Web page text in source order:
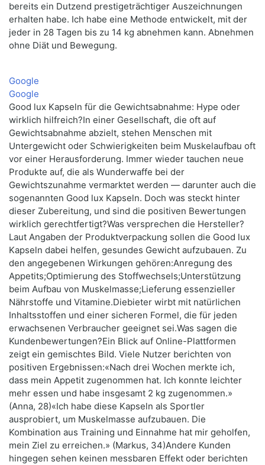
bereits ein Dutzend prestigeträchtiger Auszeichnungen
erhalten habe. Ich habe eine Methode entwickelt, mit der
jeder in 28 Tagen bis zu 14 kg abnehmen kann. Abnehmen
ohne Diät und Bewegung.
Google
Google
Good lux Kapseln für die Gewichtsabnahme: Hype oder
wirklich hilfreich?In einer Gesellschaft, die oft auf
Gewichtsabnahme abzielt, stehen Menschen mit
Untergewicht oder Schwierigkeiten beim Muskelaufbau oft
vor einer Herausforderung. Immer wieder tauchen neue
Produkte auf, die als Wunderwaffe bei der
Gewichtszunahme vermarktet werden — darunter auch die
sogenannten Good lux Kapseln. Doch was steckt hinter
dieser Zubereitung, und sind die positiven Bewertungen
wirklich gerechtfertigt?Was versprechen die Hersteller?
Laut Angaben der Produktverpackung sollen die Good lux
Kapseln dabei helfen, gesundes Gewicht aufzubauen. Zu
den angegebenen Wirkungen gehören:Anregung des
Appetits;Optimierung des Stoffwechsels;Unterstützung
beim Aufbau von Muskelmasse;Lieferung essenzieller
Nährstoffe und Vitamine.Diebieter wirbt mit natürlichen
Inhaltsstoffen und einer sicheren Formel, die für jeden
erwachsenen Verbraucher geeignet sei.Was sagen die
Kundenbewertungen?Ein Blick auf Online-Plattformen
zeigt ein gemischtes Bild. Viele Nutzer berichten von
positiven Ergebnissen:«Nach drei Wochen merkte ich,
dass mein Appetit zugenommen hat. Ich konnte leichter
mehr essen und habe insgesamt 2 kg zugenommen.»
(Anna, 28)«Ich habe diese Kapseln als Sportler
ausprobiert, um Muskelmasse aufzubauen. Die
Kombination aus Training und Einnahme hat mir geholfen,
mein Ziel zu erreichen.» (Markus, 34)Andere Kunden
hingegen sehen keinen messbaren Effekt oder berichten